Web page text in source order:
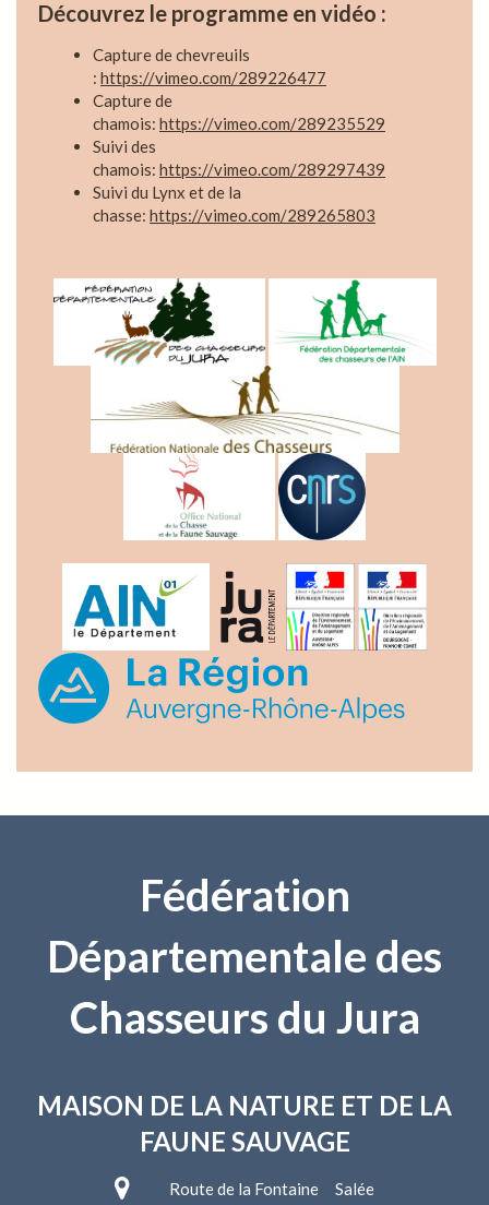
Découvrez le programme en vidéo :
Capture de chevreuils
: https://vimeo.com/289226477
Capture de
chamois: https://vimeo.com/289235529
Suivi des
chamois: https://vimeo.com/289297439
Suivi du Lynx et de la
chasse: https://vimeo.com/289265803
Fédération
Départementale des
Chasseurs du Jura
MAISON DE LA NATURE ET DE LA
FAUNE SAUVAGE
Route de la Fontaine Salée